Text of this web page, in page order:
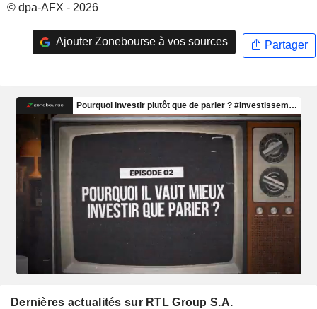
© dpa-AFX - 2026
Ajouter Zonebourse à vos sources Partager
Dernières actualités sur RTL Group S.A.